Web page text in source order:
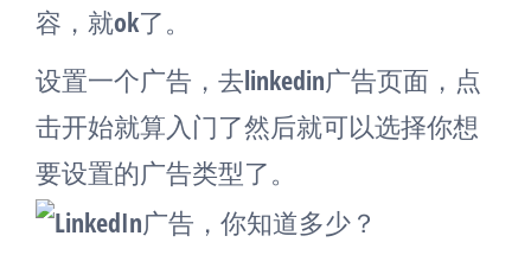
容，就ok了。
设置一个广告，去linkedin广告页面，点
击开始就算入门了然后就可以选择你想
要设置的广告类型了。